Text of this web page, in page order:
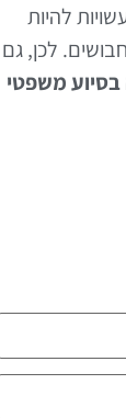
להיות
לכן, גם
משפטי